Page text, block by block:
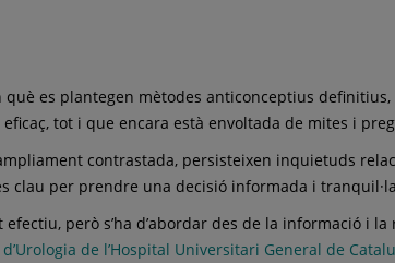
es plantegen mètodes anticonceptius
tot i que encara està envoltada de mites i
contrastada, persisteixen inquietuds
clau per prendre una decisió informada i
però s’ha d’abordar des de la informació i
de l’Hospital Universitari General de